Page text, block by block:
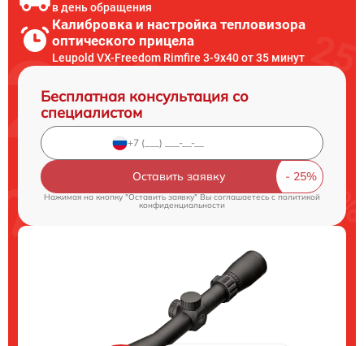
в день обращения
Калибровка и настройка тепловизора
оптического прицела
Leupold VX-Freedom Rimfire 3-9x40 от 35 минут
Бесплатная консультация со
специалистом
Оставить заявку
Нажимая на кнопку "Оставить заявку" Вы соглашаетесь cполитикой
конфиденциальности